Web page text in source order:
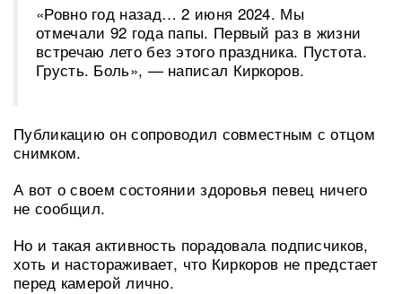
«Ровно год назад… 2 июня 2024. Мы
отмечали 92 года папы. Первый раз в жизни
встречаю лето без этого праздника. Пустота.
Грусть. Боль», — написал Киркоров.
Публикацию он сопроводил совместным с отцом
снимком.
А вот о своем состоянии здоровья певец ничего
не сообщил.
Но и такая активность порадовала подписчиков,
хоть и настораживает, что Киркоров не предстает
перед камерой лично.